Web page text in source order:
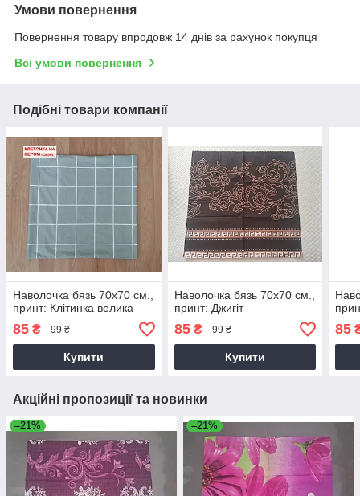
Умови повернення
Повернення товару впродовж 14 днів за рахунок покупця
Всі умови повернення
Подібні товари компанії
Наволочка бязь 70х70 см.,
принт: Клітинка велика
85 ₴ 99 ₴
Купити
Наволочка бязь 70х70 см.,
принт: Джигіт
85₴ 99 ₴
Купити
85
Акційні пропозиції та новинки
–21% –21%